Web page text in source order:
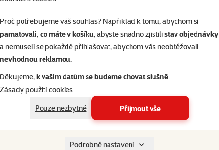
Proč potřebujeme váš souhlas? Například k tomu, abychom si
pamatovali, co máte v košíku, abyste snadno zjistilistav objednávky
a nemuseli se pokaždé přihlašovat, abychom vás neobtěžovali
nevhodnou reklamou.
Děkujeme,k vašim datům se budeme chovat slušně.
Zásady použití cookies
Pouze nezbytné
Přijmout vše
Podrobné nastavení
Naši experti na prodejnách vám vždy poradí
eshop@superzoo.cz Po–Pá 7:00 – 18:00